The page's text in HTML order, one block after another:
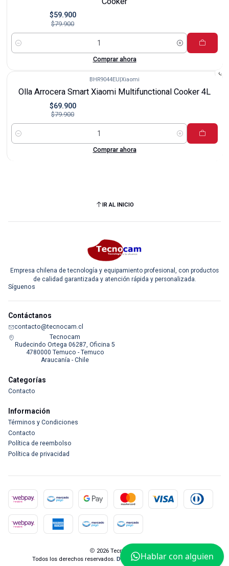
$59.900
$79.900
Cantidad
Comprar ahora
BHR9044EU|Xiaomi
Olla Arrocera Smart Xiaomi Multifunctional Cooker 4L
$69.900
$79.900
Cantidad
Comprar ahora
IR AL INICIO
Empresa chilena de tecnología y equipamiento profesional, con productos
de calidad garantizada y atención rápida y personalizada.
Síguenos
Contáctanos
contacto@tecnocam.cl
Tecnocam
Rudecindo Ortega 06287, Oficina 5
4780000 Temuco - Temuco
Araucanía - Chile
Categorías
Contacto
Información
Términos y Condiciones
Contacto
Política de reembolso
Política de privacidad
2026 Tecnocam.
Todos los derechos reservados. Desarrollado por Jumpseller.
Hablar con alguien